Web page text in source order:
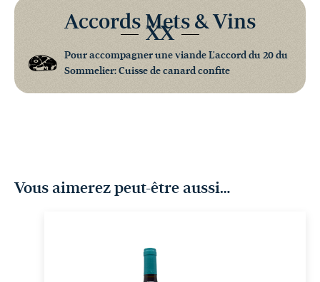
Accords Mets & Vins
XX
Pour accompagner une viande L'accord du 20 du
Sommelier: Cuisse de canard confite
Vous aimerez peut-être aussi…